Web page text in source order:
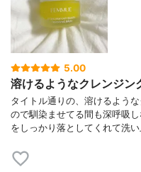
5.00
溶けるようなクレンジ
タイトル通りの、溶けるよう
ので馴染ませてる間も深呼吸
をしっかり落としてくれて洗